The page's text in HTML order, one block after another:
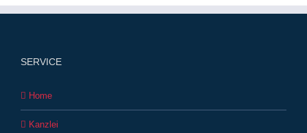
SERVICE
Home
Kanzlei